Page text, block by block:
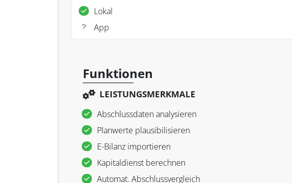
Lokal
App
Funktionen
LEISTUNGSMERKMALE
Abschlussdaten analysieren
Planwerte plausibilisieren
E-Bilanz importieren
Kapitaldienst berechnen
Automat. Abschlussvergleich